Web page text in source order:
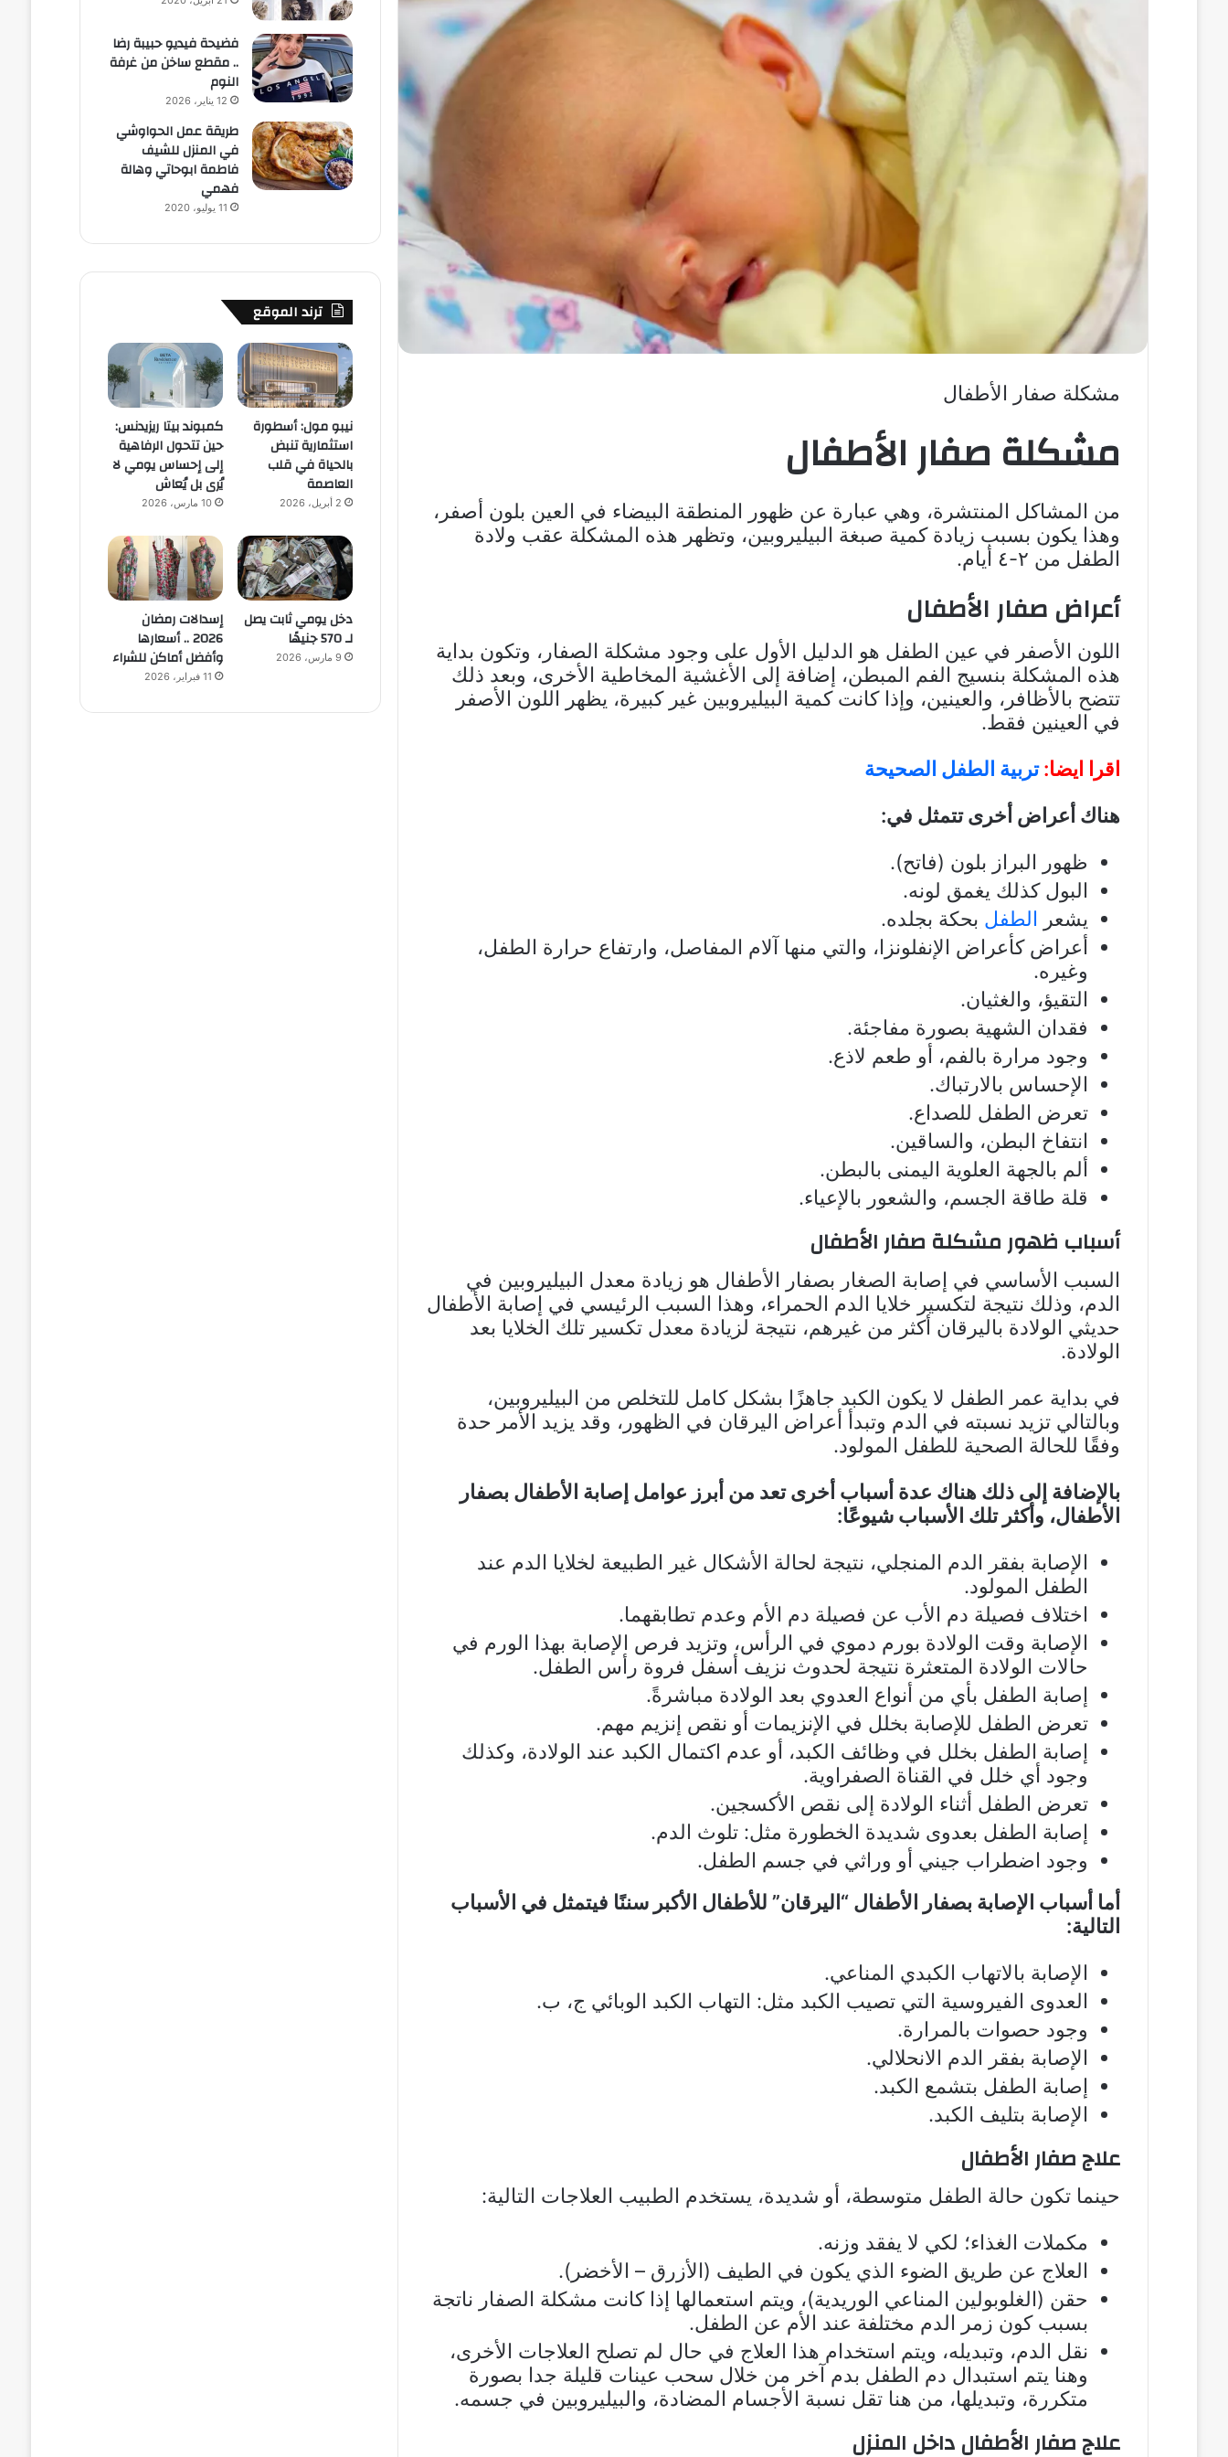
مشكلة صفار الأطفال
مشكلة صفار الأطفال
من المشاكل المنتشرة، وهي عبارة عن ظهور المنطقة البيضاء في العين بلون أصفر،
وهذا يكون بسبب زيادة كمية صبغة البيليروبين، وتظهر هذه المشكلة عقب ولادة
الطفل من ٢-٤ أيام.
أعراض صفار الأطفال
اللون الأصفر في عين الطفل هو الدليل الأول على وجود مشكلة الصفار، وتكون بداية
هذه المشكلة بنسيج الفم المبطن، إضافة إلى الأغشية المخاطية الأخرى، وبعد ذلك
تتضح بالأظافر، والعينين، وإذا كانت كمية البيليروبين غير كبيرة، يظهر اللون الأصفر
في العينين فقط.
اقرا ايضا: تربية الطفل الصحيحة
هناك أعراض أخرى تتمثل في:
ظهور البراز بلون (فاتح).
البول كذلك يغمق لونه.
يشعر الطفل بحكة بجلده.
أعراض كأعراض الإنفلونزا، والتي منها آلام المفاصل، وارتفاع حرارة الطفل،
وغيره.
التقيؤ، والغثيان.
فقدان الشهية بصورة مفاجئة.
وجود مرارة بالفم، أو طعم لاذع.
الإحساس بالارتباك.
تعرض الطفل للصداع.
انتفاخ البطن، والساقين.
ألم بالجهة العلوية اليمنى بالبطن.
قلة طاقة الجسم، والشعور بالإعياء.
أسباب ظهور مشكلة صفار الأطفال
السبب الأساسي في إصابة الصغار بصفار الأطفال هو زيادة معدل البيليروبين في
الدم، وذلك نتيجة لتكسير خلايا الدم الحمراء، وهذا السبب الرئيسي في إصابة الأطفال
حديثي الولادة باليرقان أكثر من غيرهم، نتيجة لزيادة معدل تكسير تلك الخلايا بعد
الولادة.
في بداية عمر الطفل لا يكون الكبد جاهزًا بشكل كامل للتخلص من البيليروبين،
وبالتالي تزيد نسبته في الدم وتبدأ أعراض اليرقان في الظهور، وقد يزيد الأمر حدة
وفقًا للحالة الصحية للطفل المولود.
بالإضافة إلى ذلك هناك عدة أسباب أخرى تعد من أبرز عوامل إصابة الأطفال بصفار
الأطفال، وأكثر تلك الأسباب شيوعًا:
الإصابة بفقر الدم المنجلي، نتيجة لحالة الأشكال غير الطبيعة لخلايا الدم عند
الطفل المولود.
اختلاف فصيلة دم الأب عن فصيلة دم الأم وعدم تطابقهما.
الإصابة وقت الولادة بورم دموي في الرأس، وتزيد فرص الإصابة بهذا الورم في
حالات الولادة المتعثرة نتيجة لحدوث نزيف أسفل فروة رأس الطفل.
إصابة الطفل بأي من أنواع العدوي بعد الولادة مباشرةً.
تعرض الطفل للإصابة بخلل في الإنزيمات أو نقص إنزيم مهم.
إصابة الطفل بخلل في وظائف الكبد، أو عدم اكتمال الكبد عند الولادة، وكذلك
وجود أي خلل في القناة الصفراوية.
تعرض الطفل أثناء الولادة إلى نقص الأكسجين.
إصابة الطفل بعدوى شديدة الخطورة مثل: تلوث الدم.
وجود اضطراب جيني أو وراثي في جسم الطفل.
أما أسباب الإصابة بصفار الأطفال “اليرقان” للأطفال الأكبر سننًا فيتمثل في الأسباب
التالية:
الإصابة بالاتهاب الكبدي المناعي.
العدوى الفيروسية التي تصيب الكبد مثل: التهاب الكبد الوبائي ج، ب.
وجود حصوات بالمرارة.
الإصابة بفقر الدم الانحلالي.
إصابة الطفل بتشمع الكبد.
الإصابة بتليف الكبد.
علاج صفار الأطفال
حينما تكون حالة الطفل متوسطة، أو شديدة، يستخدم الطبيب العلاجات التالية:
مكملات الغذاء؛ لكي لا يفقد وزنه.
العلاج عن طريق الضوء الذي يكون في الطيف (الأزرق – الأخضر).
حقن (الغلوبولين المناعي الوريدية)، ويتم استعمالها إذا كانت مشكلة الصفار ناتجة
بسبب كون زمر الدم مختلفة عند الأم عن الطفل.
نقل الدم، وتبديله، ويتم استخدام هذا العلاج في حال لم تصلح العلاجات الأخرى،
وهنا يتم استبدال دم الطفل بدم آخر من خلال سحب عينات قليلة جدا بصورة
متكررة، وتبديلها، من هنا تقل نسبة الأجسام المضادة، والبيليروبين في جسمه.
علاج صفار الأطفال داخل المنزل
فضيحة فيديو حبيبة رضا
.. مقطع ساخن من غرفة
النوم
12 يناير، 2026
طريقة عمل الحواوشي
في المنزل للشيف
فاطمة ابوحاتي وهالة
فهمي
11 يوليو، 2020
ترند الموقع
نيبو مول: أسطورة
استثمارية تنبض
بالحياة في قلب
العاصمة
2 أبريل، 2026
كمبوند بيتا ريزيدنس:
حين تتحول الرفاهية
إلى إحساس يومي لا
يُرى بل يُعاش
10 مارس، 2026
دخل يومي ثابت يصل
لـ 570 جنيهًا
9 مارس، 2026
إسدالات رمضان
2026 .. أسعارها
وأفضل أماكن للشراء
11 فبراير، 2026